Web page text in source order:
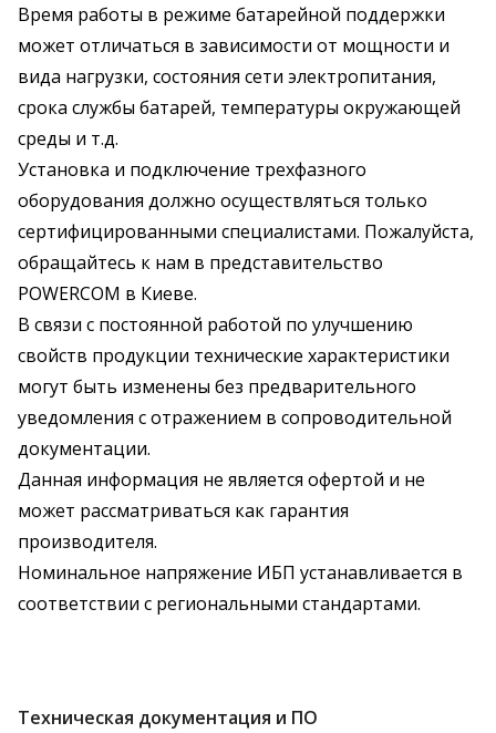
Время работы в режиме батарейной поддержки
может отличаться в зависимости от мощности и
вида нагрузки, состояния сети электропитания,
срока службы батарей, температуры окружающей
среды и т.д.
Установка и подключение трехфазного
оборудования должно осуществляться только
сертифицированными специалистами. Пожалуйста,
обращайтесь к нам в представительство
POWERCOM в Киеве.
В связи с постоянной работой по улучшению
свойств продукции технические характеристики
могут быть изменены без предварительного
уведомления с отражением в сопроводительной
документации.
Данная информация не является офертой и не
может рассматриваться как гарантия
производителя.
Номинальное напряжение ИБП устанавливается в
соответствии с региональными стандартами.
Техническая документация и ПО